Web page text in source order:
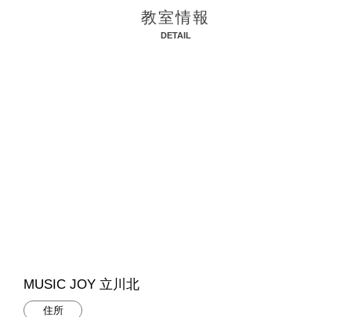
教室情報
DETAIL
MUSIC JOY 立川北
住所